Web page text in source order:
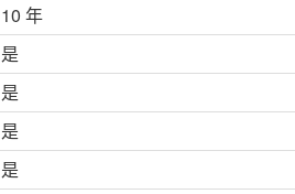
10 年
是
是
是
是